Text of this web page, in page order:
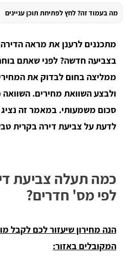
מה בעמוד זה? לחץ לפתיחת תוכן עניינים
מתכננים לרענן את מראה
בצביעה חדשה? לפני שאתם
ממליצה בחום לבדוק את
ולבצע השוואת מחירים. השוואה
סכום משמעותי. במאמר זה
לדעת על צביעת דירה בקרית
כמה תעלה צביעת
לפי מס' חדרים?
הנה מחירון שיעזור לכם לקבל
המקובלים באזור: